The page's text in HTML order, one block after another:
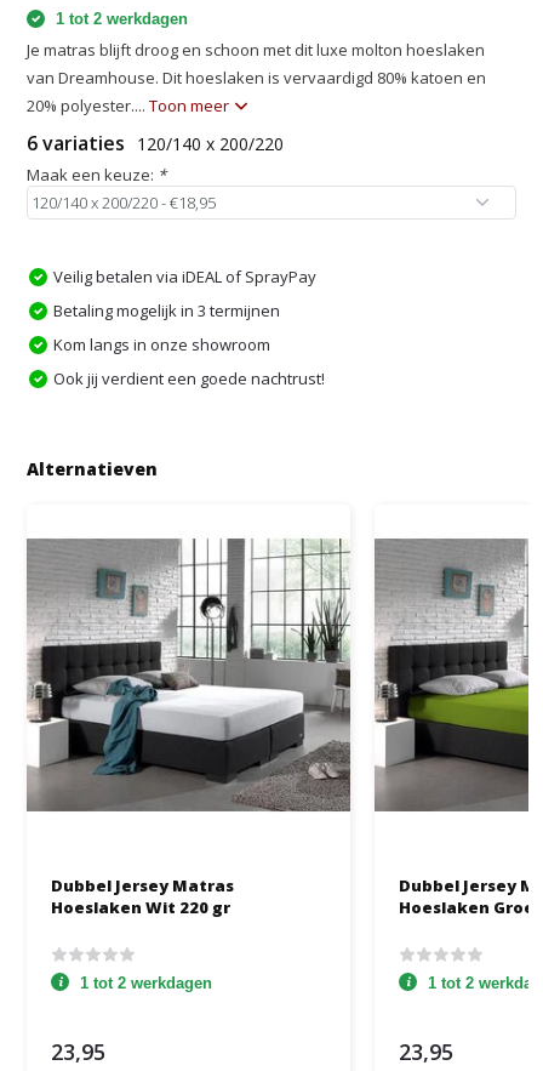
1 tot 2 werkdagen
Je matras blijft droog en schoon met dit luxe molton hoeslaken
van Dreamhouse. Dit hoeslaken is vervaardigd 80% katoen en
20% polyester....Toon meer
6 variaties 120/140 x 200/220
Maak een keuze: *
Veilig betalen via iDEAL of SprayPay
Betaling mogelijk in 3 termijnen
Kom langs in onze showroom
Ook jij verdient een goede nachtrust!
Alternatieven
Dubbel Jersey Matras
Hoeslaken Wit 220 gr
1 tot 2 werkdagen
23,95
Dubbel Jersey
Hoeslaken
1 tot 2
23,95